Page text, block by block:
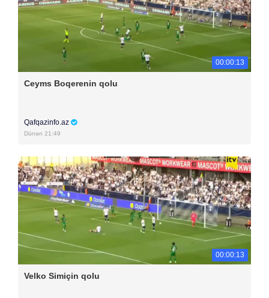
00:00:13
Ceyms Boqerenin qolu
Qafqazinfo.az
Dünən 21:49
00:00:13
Velko Simiçin qolu